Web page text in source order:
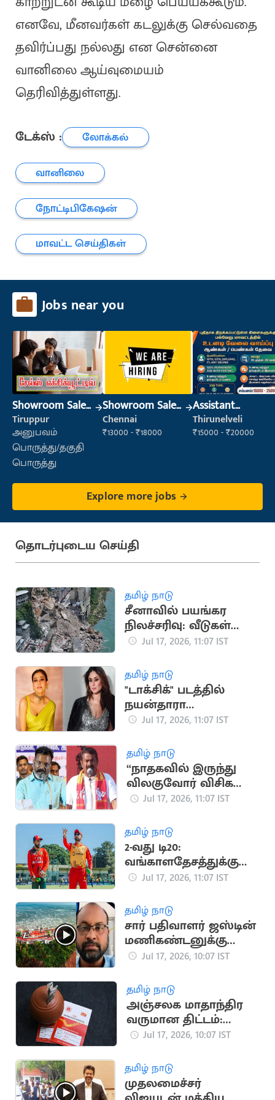
எனவே, மீனவர்கள் கடலுக்கு செல்வதை
தவிர்ப்பது நல்லது என சென்னை
வானிலை ஆய்வுமையம்
தெரிவித்துள்ளது.
டேக்ஸ் :
லோக்கல்
வானிலை
நோட்டிபிகேஷன்
மாவட்ட செய்திகள்
Jobs near you
Showroom Sales
Executive (Retail
Sales)
Tiruppur
அனுபவம்
பொருத்து/தகுதி
பொருத்து
Showroom Sales
Executive (Retail
Sales)
Chennai
₹13000 - ₹18000
Assistant
Manager
Thirunelveli
₹15000 - ₹20000
Explore more jobs
தொடர்புடைய செய்தி
தமிழ் நாடு
சீனாவில் பயங்கர
நிலச்சரிவு: வீடுகள்
இடிந்து பலர்
Jul 17, 2026, 11:07 IST
தமிழ் நாடு
"டாக்சிக்" படத்தில்
நயன்தாரா
கதாபாத்திரத்தில்
கபூர்
Jul 17, 2026, 11:07 IST
தமிழ் நாடு
“நாதகவில் இருந்து
விலகுவோர் விசிக
வருவதில்லை”..
Jul 17, 2026, 11:07 IST
தமிழ் நாடு
2-வது டி20:
வங்காளதேசத்துக்கு
எதிராக ஜிம்பாப்வே
Jul 17, 2026, 11:07 IST
தமிழ் நாடு
சார் பதிவாளர் ஜஸ்டின்
மணிகண்டனுக்கு
நிபந்தனையுடன்
Jul 17, 2026, 10:07 IST
தமிழ் நாடு
அஞ்சலக மாதாந்திர
வருமான திட்டம்:
வங்கி கணக்கில் நேரடி
Jul 17, 2026, 10:07 IST
தமிழ் நாடு
முதலமைச்சர்